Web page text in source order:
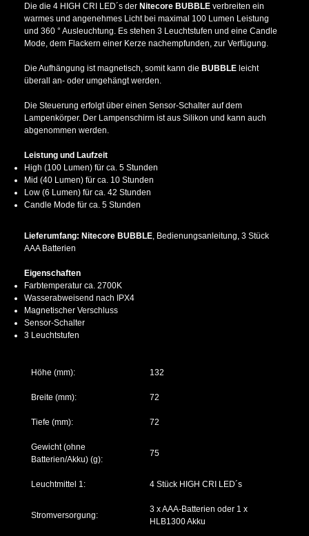
Die die 4 HIGH CRI LED´s der Nitecore BUBBLE verbreiten ein
warmes und angenehmes Licht bei maximal 100 Lumen Leistung
und 360 ° Ausleuchtung. Es stehen 3 Leuchtstufen und eine Candle
Mode, dem Flackern einer Kerze nachempfunden, zur Verfügung.
Die Aufhängung ist magnetisch, somit kann die BUBBLE leicht
überall an- oder umgehängt werden.
Die Steuerung erfolgt über einen Sensor-Schalter auf dem
Lampenkörper. Der Lampenschirm ist aus Silikon und kann auch
abgenommen werden.
Leistung und Laufzeit
High (100 Lumen) für ca. 5 Stunden
Mid (40 Lumen) für ca. 10 Stunden
Low (6 Lumen) für ca. 42 Stunden
Candle Mode für ca. 5 Stunden
Lieferumfang: Nitecore BUBBLE , Bedienungsanleitung, 3 Stück
AAA Batterien
Eigenschaften
Farbtemperatur ca. 2700K
Wasserabweisend nach IPX4
Magnetischer Verschluss
Sensor-Schalter
3 Leuchtstufen
Höhe (mm): 132
Breite (mm): 72
Tiefe (mm): 72
Gewicht (ohne
Batterien/Akku) (g):
75
Leuchtmittel 1: 4 Stück HIGH CRI LED´s
Stromversorgung:
3 x AAA-Batterien oder 1 x
HLB1300 Akku